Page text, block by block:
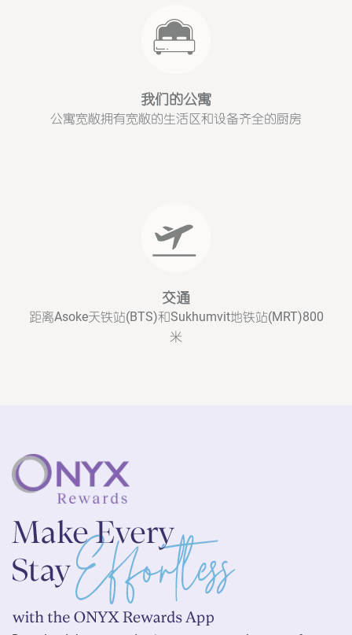
我们的公寓
公寓宽敞拥有宽敞的生活区和设备齐全的厨房
交通
距离Asoke天铁站(BTS)和Sukhumvit地铁站(MRT)800
米